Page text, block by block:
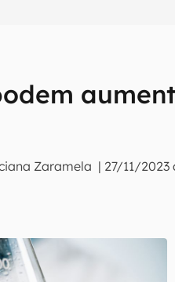
Zaramela | 27/11/2023
do mundo tech!
e receba notícias e